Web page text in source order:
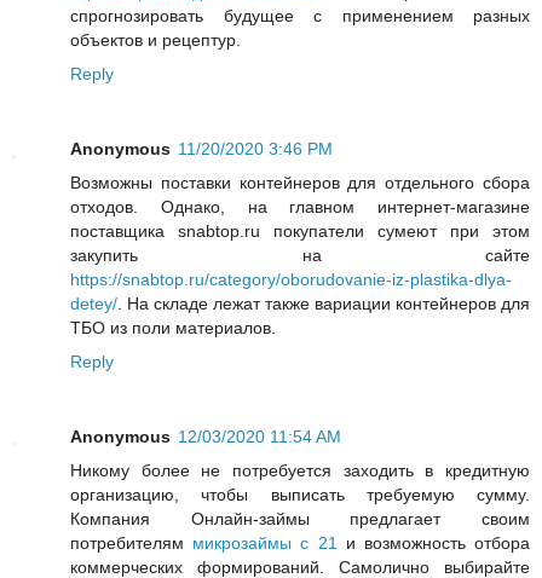
спрогнозировать будущее с применением разных
объектов и рецептур.
Reply
Anonymous 11/20/2020 3:46 PM
Возможны поставки контейнеров для отдельного сбора
отходов. Однако, на главном интернет-магазине
поставщика snabtop.ru покупатели сумеют при этом
закупить на сайте
https://snabtop.ru/category/oborudovanie-iz-plastika-dlya-
detey/ . На складе лежат также вариации контейнеров для
ТБО из поли материалов.
Reply
Anonymous 12/03/2020 11:54 AM
Никому более не потребуется заходить в кредитную
организацию, чтобы выписать требуемую сумму.
Компания Онлайн-займы предлагает своим
потребителям микрозаймы с 21
и возможность отбора
коммерческих формирований. Самолично выбирайте